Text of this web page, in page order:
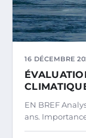
16 DÉCEMBRE
EN BREF
ans.